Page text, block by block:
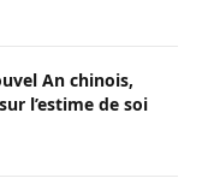
An chinois,
l’estime de soi